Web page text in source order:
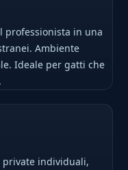
professionista in una
Ambiente
Ideale per gatti che
private individuali,